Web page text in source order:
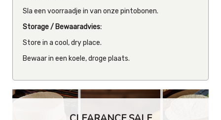
Sla een voorraadje in van onze pintobonen.
Storage / Bewaaradvies:
Store in a cool, dry place.
Bewaar in een koele, droge plaats.